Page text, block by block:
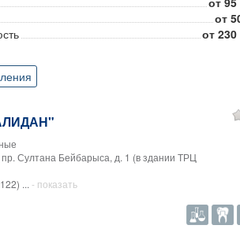
от
от
Султана Бейбарыса, д. 1 (в здании ТРЦ
... - показать